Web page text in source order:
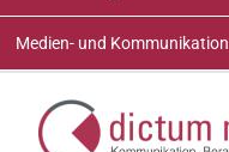
Medien- und